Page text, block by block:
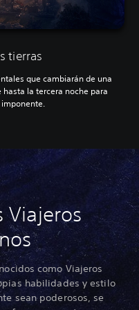
tierras
que cambiarán de una
la tercera noche para
Viajeros
como Viajeros
habilidades y estilo
sean poderosos, se